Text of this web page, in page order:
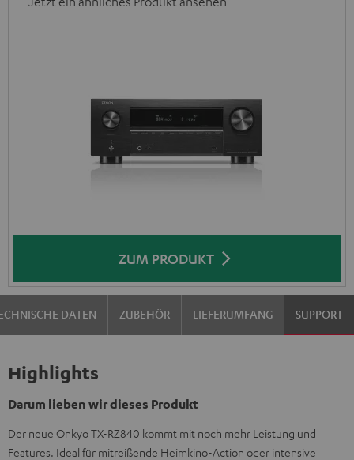
ZUM PRODUKT
DATEN ZUBEHÖR LIEFERUMFANG SUPPORT
Highlights
Darum lieben wir dieses Produkt
Der neue Onkyo TX-RZ840 kommt mit noch mehr Leistung und
Features. Ideal für mitreißende Heimkino-Action oder intensive